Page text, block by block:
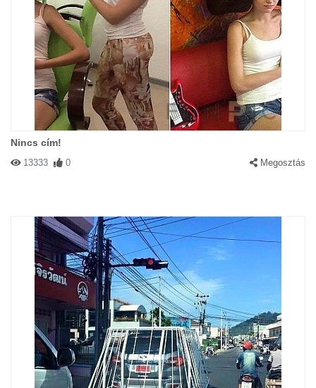
Nincs cím!
13333 0 Megosztás